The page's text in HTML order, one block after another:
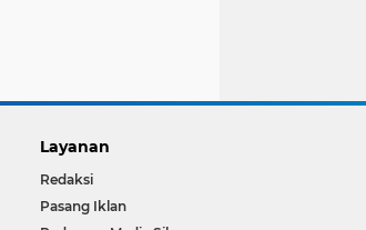
Layanan
Redaksi
Pasang Iklan